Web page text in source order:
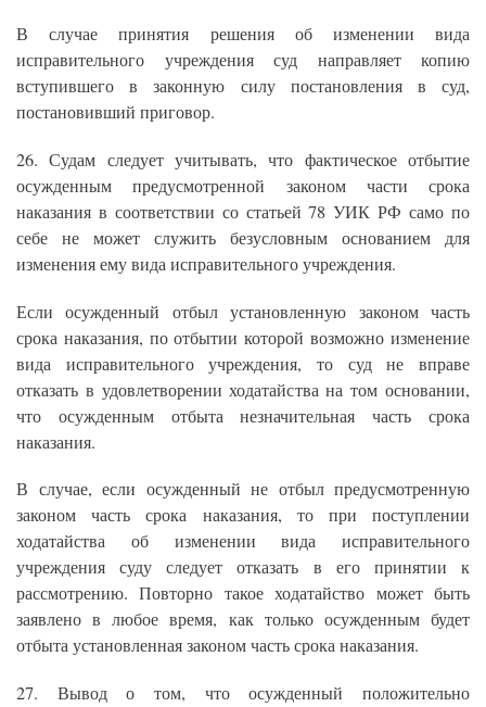
В случае принятия решения об изменении вида
исправительного учреждения суд направляет копию
вступившего в законную силу постановления в суд,
постановивший приговор.
26. Судам следует учитывать, что фактическое отбытие
осужденным предусмотренной законом части срока
наказания в соответствии со статьей 78 УИК РФ само по
себе не может служить безусловным основанием для
изменения ему вида исправительного учреждения.
Если осужденный отбыл установленную законом часть
срока наказания, по отбытии которой возможно изменение
вида исправительного учреждения, то суд не вправе
отказать в удовлетворении ходатайства на том основании,
что осужденным отбыта незначительная часть срока
наказания.
В случае, если осужденный не отбыл предусмотренную
законом часть срока наказания, то при поступлении
ходатайства об изменении вида исправительного
учреждения суду следует отказать в его принятии к
рассмотрению. Повторно такое ходатайство может быть
заявлено в любое время, как только осужденным будет
отбыта установленная законом часть срока наказания.
27. Вывод о том, что осужденный положительно